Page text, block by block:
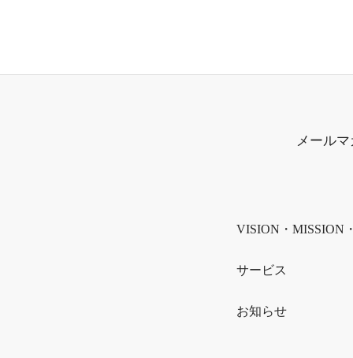
メール
VISION・MISSION
サービス
お知らせ